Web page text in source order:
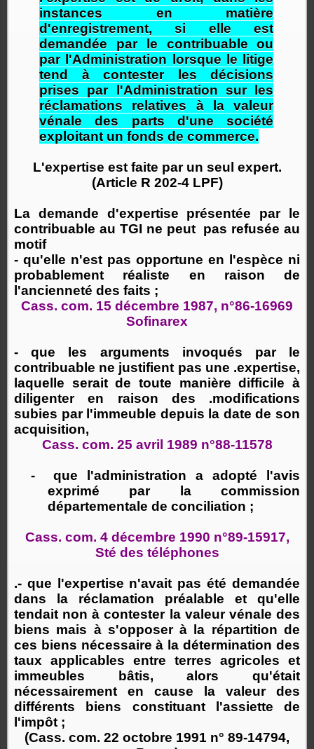
instances en matière
d'enregistrement, si elle est
demandée par le contribuable ou
par l'Administration lorsque le litige
tend à contester les décisions
prises par l'Administration sur les
réclamations relatives à la valeur
vénale des parts d'une société
exploitant un fonds de commerce.
L'expertise est faite par un seul expert.
(Article R 202-4 LPF)
La demande d'expertise présentée par le
contribuable au TGI ne peut pas refusée au
motif
- qu'elle n'est pas opportune en l'espèce ni
probablement réaliste en raison de
l'ancienneté des faits ;
Cass. com. 15 décembre 1987, n°86-16969
Sofinarex
- que les arguments invoqués par le
contribuable ne justifient pas une .expertise,
laquelle serait de toute manière difficile à
diligenter en raison des .modifications
subies par l'immeuble depuis la date de son
acquisition,
Cass. com. 25 avril 1989 n°88-11578
- que l'administration a adopté l'avis
exprimé par la commission
départementale de conciliation ;
Cass. com. 4 décembre 1990 n°89-15917,
Sté des téléphones
.- que l'expertise n'avait pas été demandée
dans la réclamation préalable et qu'elle
tendait non à contester la valeur vénale des
biens mais à s'opposer à la répartition de
ces biens nécessaire à la détermination des
taux applicables entre terres agricoles et
immeubles bâtis, alors qu'était
nécessairement en cause la valeur des
différents biens constituant l'assiette de
l'impôt ;
(Cass. com. 22 octobre 1991 n° 89-14794,